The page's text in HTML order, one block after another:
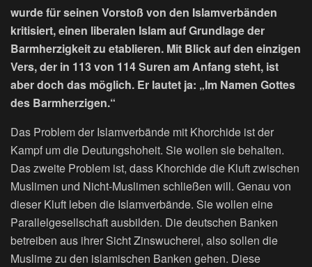
wurde für seinen Vorstoß von den Islamverbänden
kritisiert, einen liberalen Islam auf Grundlage der
Barmherzigkeit zu etablieren. Mit Blick auf den einzigen
Vers, der in 113 von 114 Suren am Anfang steht, ist
aber doch das möglich. Er lautet ja: „Im Namen Gottes
des Barmherzigen.“
Das Problem der Islamverbände mit Khorchide ist der
Kampf um die Deutungshoheit. Sie wollen sie behalten.
Das zweite Problem ist, dass Khorchide die Kluft zwischen
Muslimen und Nicht-Muslimen schließen will. Genau von
dieser Kluft leben die Islamverbände. Sie wollen eine
Parallelgesellschaft ausbilden. Die deutschen Banken
betreiben aus ihrer Sicht Zinswucherei, also sollen die
Muslime zu den islamischen Banken gehen. Diese